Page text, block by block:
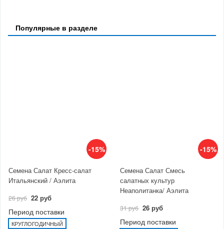
Популярные в разделе
-15%
Семена Салат Кресс-салат
Итальянский / Аэлита
26 руб 22 руб
Период поставки
КРУГЛОГОДИЧНЫЙ
-15%
Семена Салат Смесь
салатных культур
Неаполитанка/ Аэлита
31 руб 26 руб
Период поставки